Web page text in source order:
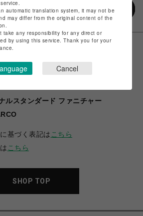
ルスタンダード ファニチャー
基づく表記は こちら
こちら
SHOP TOP
automatic translation system, it may not be
may differ from the original content of the
take any responsibility for any direct or
by using this service. Thank you for your
Cancel